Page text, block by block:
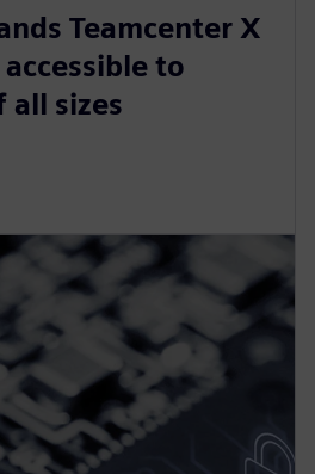
Teamcenter X
to
all sizes